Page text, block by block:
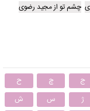
چشم تو از مجید رضوی
ج چ
ح
ژ س
ش